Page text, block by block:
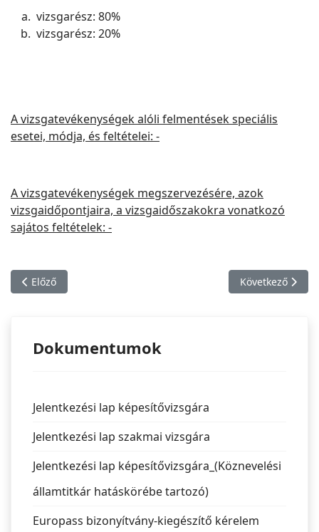
vizsgarész: 80%
vizsgarész: 20%
A vizsgatevékenységek alóli felmentések speciális
esetei, módja, és feltételei: -
A vizsgatevékenységek megszervezésére, azok
vizsgaidőpontjaira, a vizsgaidőszakokra vonatkozó
sajátos feltételek: -
Előző cikk: Adótanácsadó 04115006 számú képesítő vizsga
Előző Következő cikk:
Következő
Dokumentumok
Jelentkezési lap képesítővizsgára
Jelentkezési lap szakmai vizsgára
Jelentkezési lap képesítővizsgára_(Köznevelési
államtitkár hatáskörébe tartozó)
Europass bizonyítvány-kiegészítő kérelem